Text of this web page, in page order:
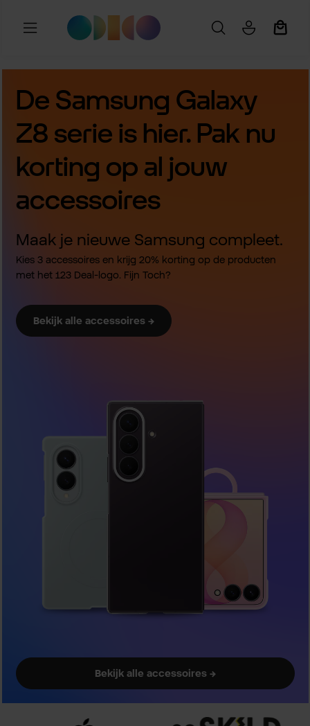
Ga naar de hoofdinhoud
De Samsung Galaxy
Z8 serie is hier. Pak nu
korting op al jouw
accessoires
Maak je nieuwe Samsung compleet.
Kies 3 accessoires en krijg 20% korting op de producten
met het 123 Deal-logo. Fijn Toch?
Bekijk alle accessoires →
Bekijk alle accessoires →